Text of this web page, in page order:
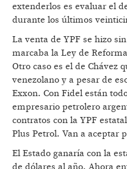
extenderlos es evaluar el
durante los últimos
La venta de YPF se hizo
marcaba la Ley de
Otro caso es el de Chávez
venezolano y a pesar de
Exxon. Con Fidel están
empresario petrolero
contratos con la YPF
Plus Petrol. Van a aceptar
El Estado ganaría con la